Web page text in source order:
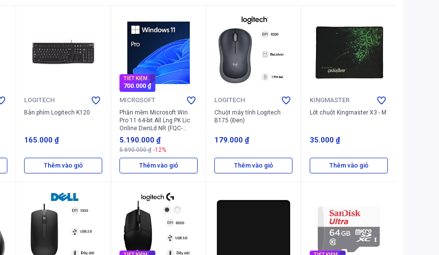
LOGITECH
Bàn phím Logitech K120
165.000 ₫
Thêm vào giỏ
TIẾT KIỆM
700.000 ₫
MICROSOFT
Phần mềm Microsoft Win
Pro 11 64-bit All Lng PK Lic
Online DwnLd NR (FQC-
10572)
5.190.000 ₫
5.890.000 ₫ -12%
Thêm vào giỏ
LOGITECH
Chuột máy tính Logitech
B175 (Đen)
179.000 ₫
Thêm vào giỏ
KINGMASTER
Lót chuột Kingmaster X3 - M
35.000 ₫
Thêm vào giỏ